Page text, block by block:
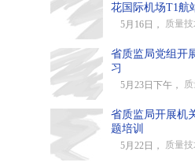
花国际机场T1航
5月16日， 质量
省质监局党组开
习
5月23日下午，
省质监局开展机
题培训
5月22日， 质量